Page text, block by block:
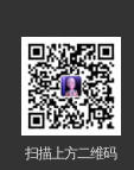
扫描上方二维码